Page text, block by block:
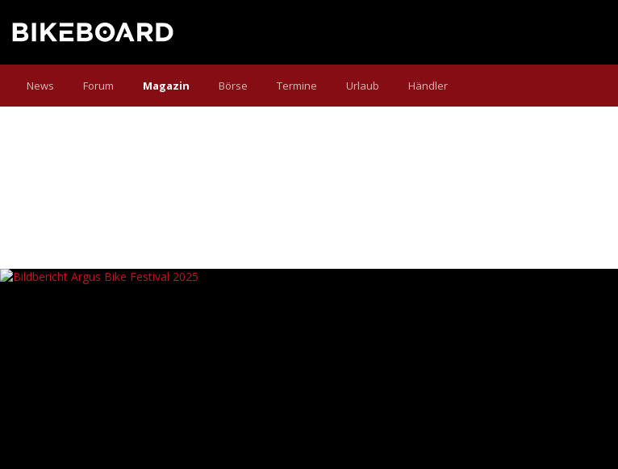
News Forum Magazin Börse Termine Urlaub Händler